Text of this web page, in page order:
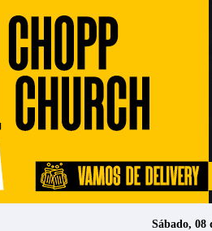
Sábado, 08